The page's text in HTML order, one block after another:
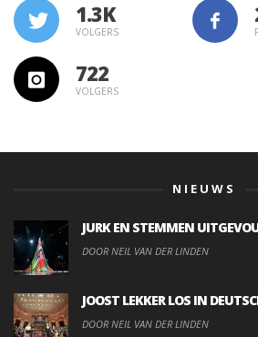
1.3K
VOLGERS
722
VOLGERS
NIEUWS
JURK EN STEMMEN
DOOR NEIL VAN DER LINDEN
JOOST LEKKER LOS IN
DOOR NEIL VAN DER LINDEN